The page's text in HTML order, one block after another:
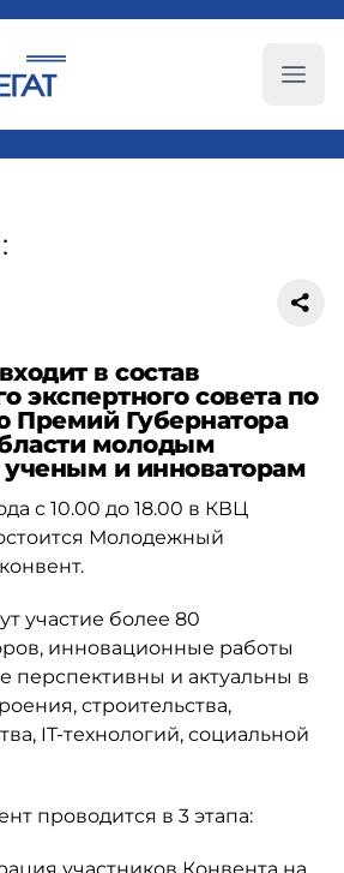
в состав
экспертного совета по
Премий Губернатора
молодым
и инноваторам
с 10.00 до 18.00 в КВЦ
Молодежный
участие более 80
инновационные работы
перспективны и актуальны в
строительства,
IT-технологий, социальной
проводится в 3 этапа: